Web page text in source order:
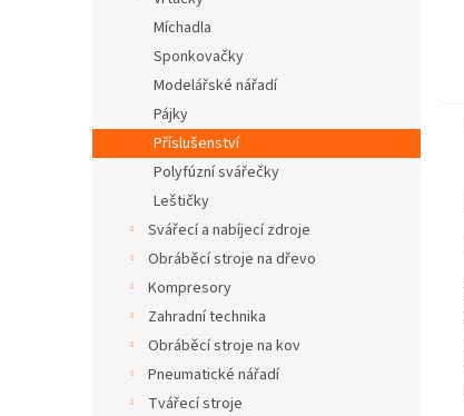
Míchadla
Sponkovačky
Modelářské nářadí
Pájky
Příslušenství
Polyfúzní svářečky
Leštičky
Svářecí a nabíjecí zdroje
Obráběcí stroje na dřevo
Kompresory
Zahradní technika
Obráběcí stroje na kov
Pneumatické nářadí
Tvářecí stroje